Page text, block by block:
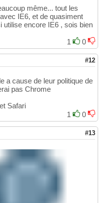
même... tout les
IE6, et de quasiment
encore IE6 , sois bien
1
0
#12
a cause de leur politique de
pas Chrome
Safari
1
0
#13